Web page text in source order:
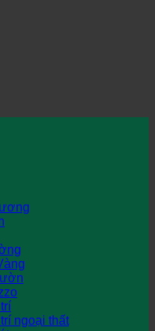
ngoại thất